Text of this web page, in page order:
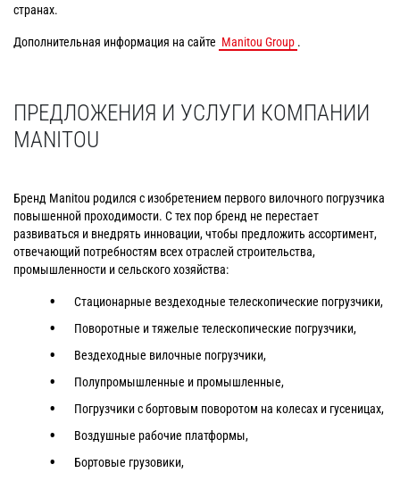
странах.
Дополнительная информация на сайте Manitou Group .
ПРЕДЛОЖЕНИЯ И УСЛУГИ КОМПАНИИ
MANITOU
Бренд Manitou родился с изобретением первого вилочного погрузчика
повышенной проходимости. С тех пор бренд не перестает
развиваться и внедрять инновации, чтобы предложить ассортимент,
отвечающий потребностям всех отраслей строительства,
промышленности и сельского хозяйства:
Стационарные вездеходные телескопические погрузчики,
Поворотные и тяжелые телескопические погрузчики,
Вездеходные вилочные погрузчики,
Полупромышленные и промышленные,
Погрузчики с бортовым поворотом на колесах и гусеницах,
Воздушные рабочие платформы,
Бортовые грузовики,